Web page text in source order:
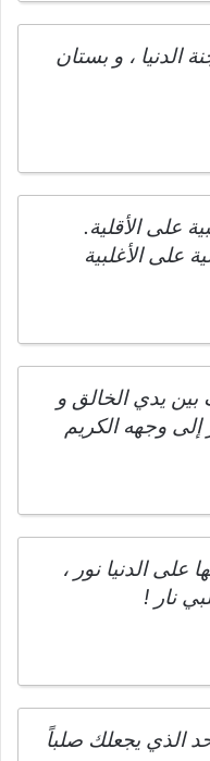
الدنيا ، و بستان
على الأقلية.
على الأغلبية
يدي الخالق و
وجهه الكريم
على الدنيا نور ،
نار !
الذي يجعلك صلباً